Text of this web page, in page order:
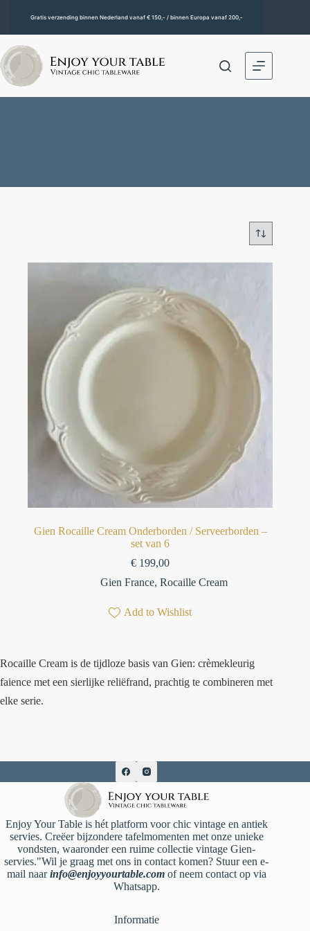
Gratis verzending binnen Nederland vanaf € 150,- / binnen Europa vanaf 200,-
Gien Rocaille Cream Onderborden / Serveerborden –
set van 6
€ 199,00
Gien France,Rocaille Cream
Add to Wishlist
Rocaille Cream is de tijdloze basis van Gien: crèmekleurig
faience met een sierlijke reliëfrand, prachtig te combineren met
elke serie.
Enjoy Your Table is hét platform voor chic vintage en antiek
servies. Creëer bijzondere tafelmomenten met onze unieke
vondsten, waaronder een ruime collectie vintage Gien-
servies."Wil je graag met ons in contact komen? Stuur een e-
mail naarinfo@enjoyyourtable.comof neem contact op via
Whatsapp.
Informatie